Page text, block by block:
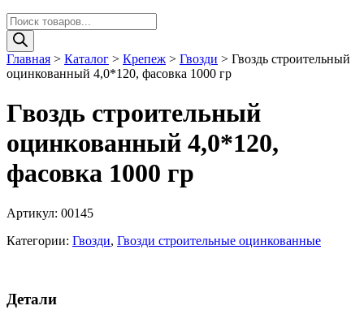
Поиск
товаров
Главная > Каталог > Крепеж > Гвозди > Гвоздь строительный
оцинкованный 4,0*120, фасовка 1000 гр
Гвоздь строительный
оцинкованный 4,0*120,
фасовка 1000 гр
Артикул: 00145
Категории: Гвозди, Гвозди строительные оцинкованные
Детали